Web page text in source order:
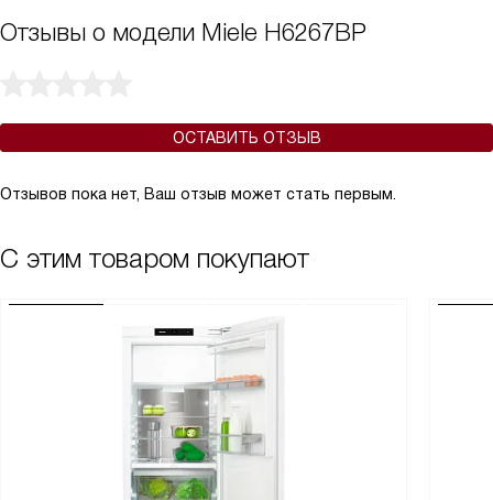
Отзывы о модели Miele H6267BP
ОСТАВИТЬ ОТЗЫВ
Отзывов пока нет, Ваш отзыв может стать первым.
С этим товаром покупают